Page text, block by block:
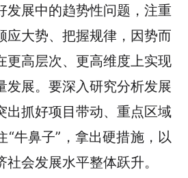
发展中的趋势性问题，注重
应大势、把握规律，因势而
更高层次、更高维度上实现
发展。要深入研究分析发展
出抓好项目带动、重点区域
“牛鼻子”，拿出硬措施，以
会发展水平整体跃升。